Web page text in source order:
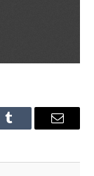
Tumblr Email